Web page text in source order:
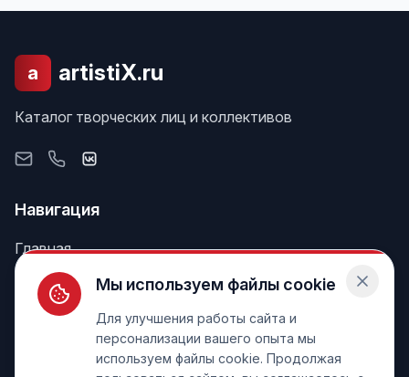
a artistiX.ru
Каталог творческих лиц и коллективов
Навигация
Главная
Поиск
Лента
Информация
Мы используем файлы cookie
Для улучшения работы сайта и
персонализации вашего опыта мы
используем файлы cookie. Продолжая